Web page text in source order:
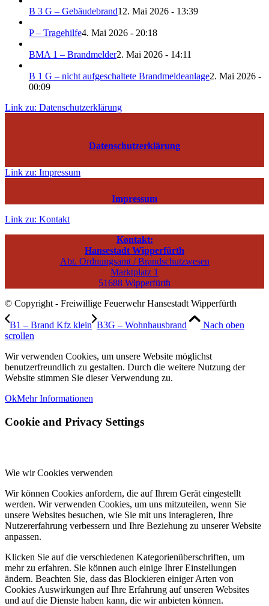
B 3 G – Gebäudebrand12. Mai 2026 - 13:39
P – Tragehilfe4. Mai 2026 - 20:18
BMA 1 – Brandmelder2. Mai 2026 - 14:11
B 1 G – nicht aufgeschaltete Brandmeldeanlage2. Mai 2026 -
00:09
Link zu: Datenschutzerklärung
Datenschutzerklärung
Link zu: Impressum
Impressum
Link zu: Kontakt
Kontakt:
Hansestadt Wipperfürth
Abt. Ordnungsamt / Brandschutzwesen
Marktplatz 1
51688 Wipperfürth
© Copyright - Freiwillige Feuerwehr Hansestadt Wipperfürth
B1 – Brand Kfz klein B3G – Wohnhausbrand
Nach oben
scrollen
Wir verwenden Cookies, um unsere Website möglichst
benutzerfreundlich zu gestalten. Durch die weitere Nutzung der
Website stimmen Sie dieser Verwendung zu.
OkMehr Informationen
Cookie and Privacy Settings
Wie wir Cookies verwenden
Wir können Cookies anfordern, die auf Ihrem Gerät eingestellt
werden. Wir verwenden Cookies, um uns mitzuteilen, wenn Sie
unsere Websites besuchen, wie Sie mit uns interagieren, Ihre
Nutzererfahrung verbessern und Ihre Beziehung zu unserer Website
anpassen.
Klicken Sie auf die verschiedenen Kategorienüberschriften, um
mehr zu erfahren. Sie können auch einige Ihrer Einstellungen
ändern. Beachten Sie, dass das Blockieren einiger Arten von
Cookies Auswirkungen auf Ihre Erfahrung auf unseren Websites
und auf die Dienste haben kann, die wir anbieten können.